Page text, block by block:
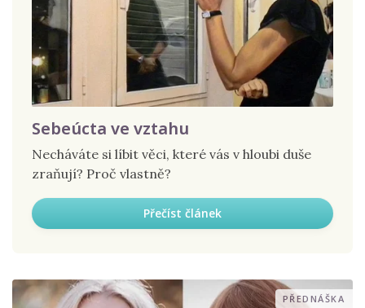
Sebeúcta ve vztahu
Necháváte si líbit věci, které vás v hloubi duše
zraňují? Proč vlastně?
Přečíst článek
PŘEDNÁŠKA